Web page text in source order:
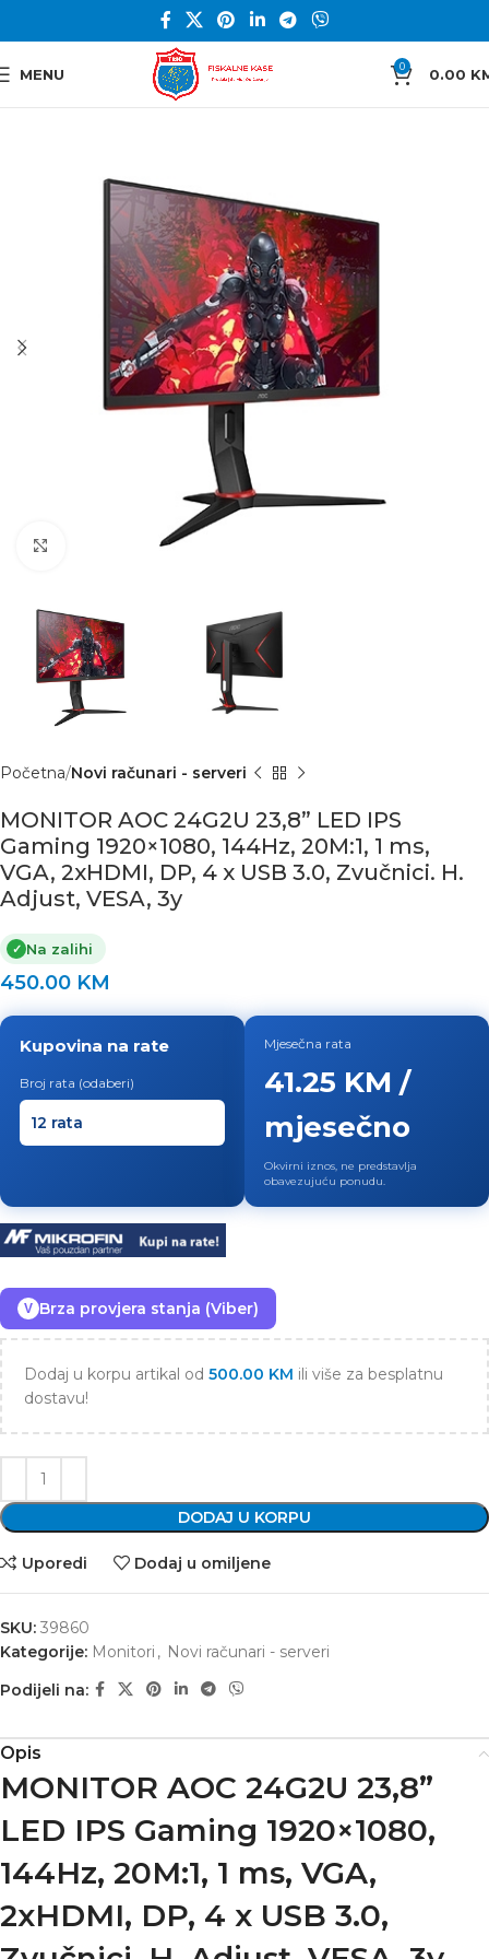
MENU 0 0.00
Click to enlarge
Početna Novi računari - serveri
MONITOR AOC 24G2U 23,8” LED IPS
Gaming 1920×1080, 144Hz, 20M:1, 1 ms,
VGA, 2xHDMI, DP, 4 x USB 3.0, Zvučnici. H.
Adjust, VESA, 3y
✓ Na zalihi
450.00 KM
Kupovina na rate
Broj rata (odaberi)
Mjesečna rata
41.25 KM /
mjesečno
Okvirni iznos, ne predstavlja
obavezujuću ponudu.
V Brza provjera stanja (Viber)
Dodaj u korpu artikal od 500.00 KM ili više za besplatnu
dostavu!
DODAJ U KORPU
Uporedi Dodaj u omiljene
SKU: 39860
Kategorije: Monitori , Novi računari - serveri
Podijeli na:
Opis
MONITOR AOC 24G2U 23,8”
LED IPS Gaming 1920×1080,
144Hz, 20M:1, 1 ms, VGA,
2xHDMI, DP, 4 x USB 3.0,